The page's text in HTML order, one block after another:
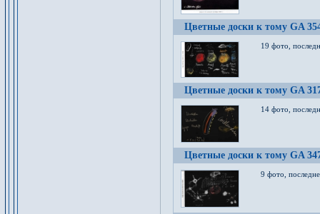
Цветные доски к тому GA
19 фото,
Цветные доски к тому GA
14 фото,
Цветные доски к тому GA
9 фото,